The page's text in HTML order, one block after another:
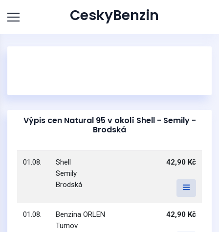
CeskyBenzin
Výpis cen Natural 95 v okolí Shell - Semily -
Brodská
01.08.
Shell
Semily
Brodská
42,90 Kč
01.08.
Benzina ORLEN
Turnov
42,90 Kč